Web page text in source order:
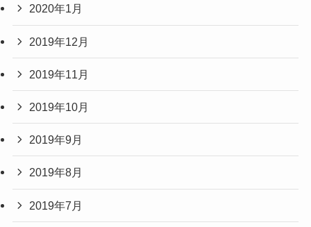
2020年1月
2019年12月
2019年11月
2019年10月
2019年9月
2019年8月
2019年7月